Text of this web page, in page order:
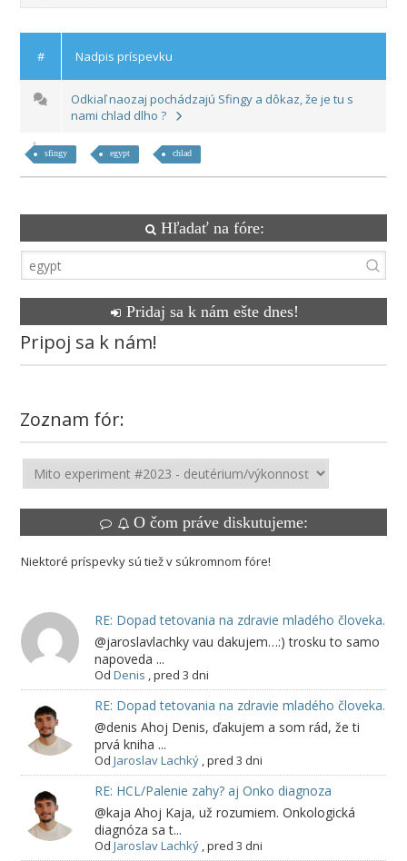
# Nadpis príspevku
Odkiaľ naozaj pochádzajú Sfingy a dôkaz, že je tu s
nami chlad dlho ?
sfingy egypt chlad
Hľadať na fóre:
Pridaj sa k nám ešte dnes!
Pripoj sa k nám!
Zoznam fór:
O čom práve diskutujeme:
Niektoré príspevky sú tiež v súkromnom fóre!
RE: Dopad tetovania na zdravie mladého človeka.
@jaroslavlachky vau dakujem…:) trosku to samo
napoveda ...
Od Denis ,pred 3 dni
RE: Dopad tetovania na zdravie mladého človeka.
@denis Ahoj Denis, ďakujem a som rád, že ti
prvá kniha ...
Od Jaroslav Lachký,pred 3 dni
RE: HCL/Palenie zahy? aj Onko diagnoza
@kaja Ahoj Kaja, už rozumiem. Onkologická
diagnóza sa t...
Od Jaroslav Lachký,pred 3 dni